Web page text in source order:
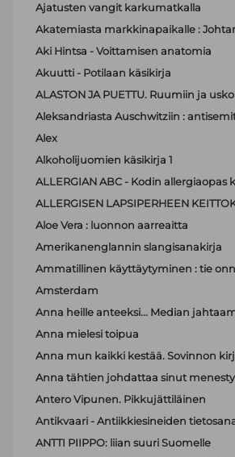
Ajatusten vangit karkumatkalla
Akatemiasta markkinapaikalle :
Aki Hintsa - Voittamisen anatomia
Akuutti - Potilaan käsikirja
ALASTON JA PUETTU. Ruumiin ja
Aleksandriasta Auschwitziin :
Alex
Alkoholijuomien käsikirja 1
ALLERGIAN ABC - Kodin allergiaopas
ALLERGISEN LAPSIPERHEEN
Aloe Vera : luonnon aarreaitta
Amerikanenglannin slangisanakirja
Ammatillinen käyttäytyminen : tie
Amsterdam
Anna heille anteeksi... Median
Anna mielesi toipua
Anna mun kaikki kestää. Sovinnon
Anna tähtien johdattaa sinut
Antero Vipunen. Pikkujättiläinen
Antikvaari - Antiikkiesineiden
ANTTI PIIPPO: liian suuri Suomelle